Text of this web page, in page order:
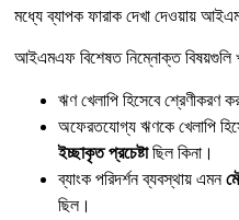
মধ্যে ব্যাপক ফারাক দেখা দেওয়ায়
আইএমএফ বিশেষত নিম্নোক্ত বিষয়গুলি
ঋণ খেলাপি হিসেবে শ্রেণীকরণ
অফেরতযোগ্য ঋণকে খেলাপি
ইচ্ছাকৃত প্রচেষ্টাছিল কিনা।
ব্যাংক পরিদর্শন ব্যবস্থায় এমন
ছিল।